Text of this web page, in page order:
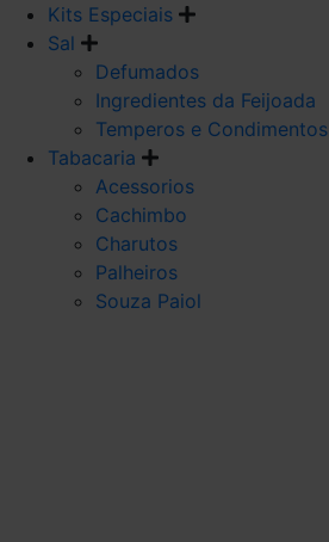
Kits Especiais
Sal
Defumados
Ingredientes da Feijoada
Temperos e Condimentos
Tabacaria
Acessorios
Cachimbo
Charutos
Palheiros
Souza Paiol